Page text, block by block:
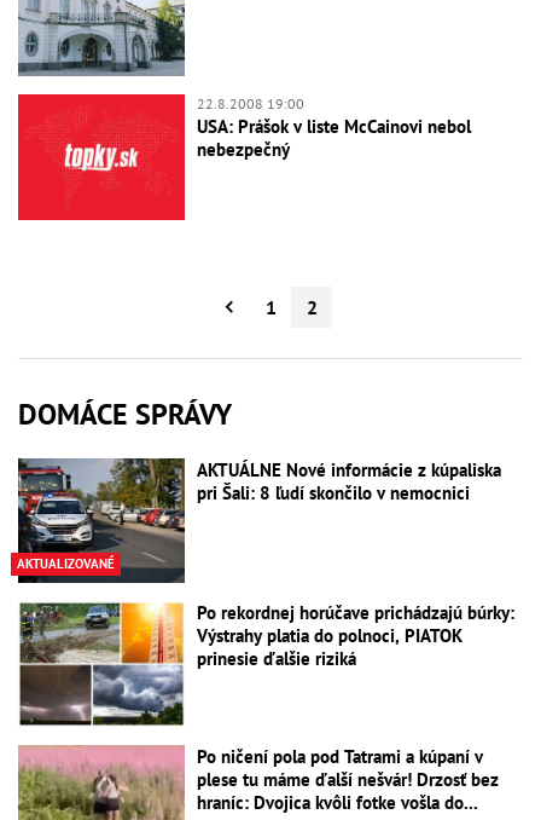
22.8.2008 19:00
USA: Prášok v liste McCainovi nebol
nebezpečný
1 2
DOMÁCE SPRÁVY
AKTUALIZOVANÉ
AKTUÁLNE Nové informácie z kúpaliska
pri Šali: 8 ľudí skončilo v nemocnici
Po rekordnej horúčave prichádzajú búrky:
Výstrahy platia do polnoci, PIATOK
prinesie ďalšie riziká
Po ničení pola pod Tatrami a kúpaní v
plese tu máme ďalší nešvár! Drzosť bez
hraníc: Dvojica kvôli fotke vošla do...